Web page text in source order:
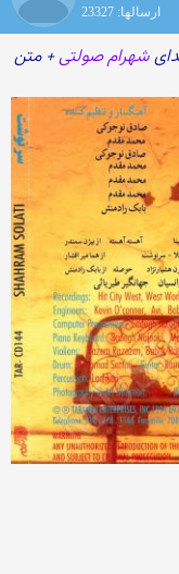
ارسالها: 23327
شهرام صولتی+ متن